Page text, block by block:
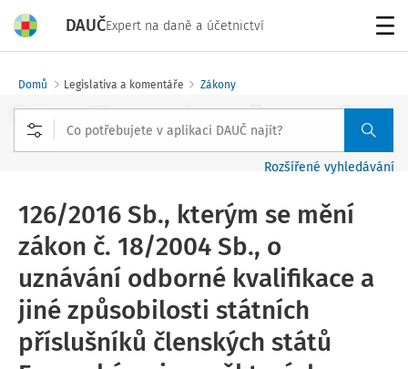
DAUČExpert na daně a účetnictví
Domů Legislativa a komentáře Zákony
Rozšířené vyhledávání
126/2016 Sb., kterým se mění
zákon č. 18/2004 Sb., o
uznávání odborné kvalifikace a
jiné způsobilosti státních
příslušníků členských států